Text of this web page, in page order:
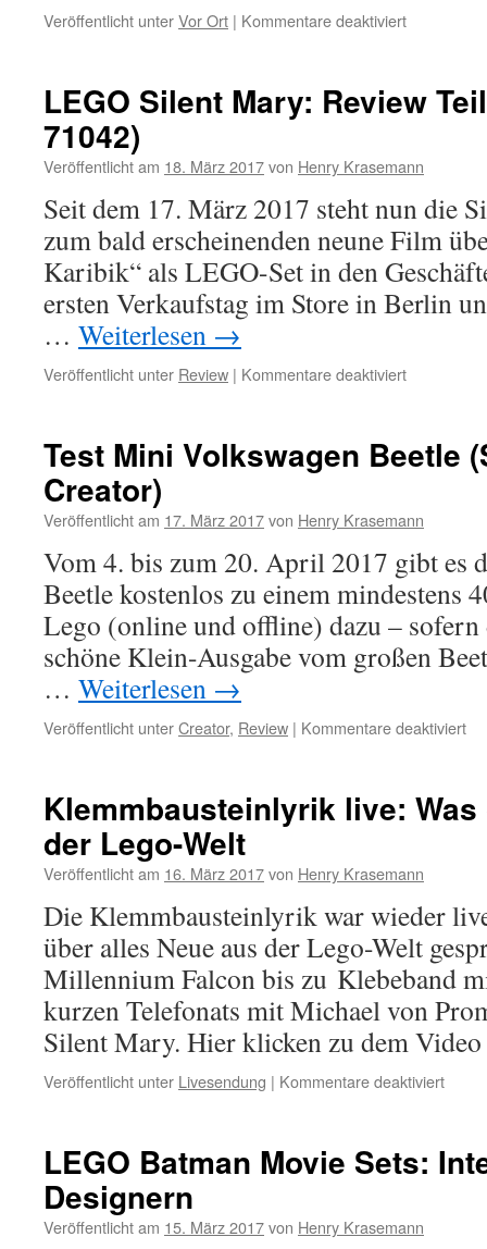
Veröffentlicht unterVor Ort | Kommentare deaktiviertfür
Bricks
Erste
LEGO Silent Mary: Review
71042)
Veröffentlicht am 18. März 2017von Henry Krasemann
Seit dem 17. März 2017 steht nun die
zum bald erscheinenden neune Film
Karibik“ als LEGO-Set in den
ersten Verkaufstag im Store in Berlin
… Weiterlesen →
Veröffentlicht unter Review | Kommentare deaktiviertfür
Review
(Unboxing
71042)
Test Mini Volkswagen Beetle
Creator)
Veröffentlicht am 17. März 2017von Henry Krasemann
Vom 4. bis zum 20. April 2017 gibt es
Beetle kostenlos zu einem mindestens
Lego (online und offline) dazu –
schöne Klein-Ausgabe vom großen
… Weiterlesen →
Veröffentlicht unterCreator, Review | Kommentare deaktiviertfür
Klemmbausteinlyrik live:
der Lego-Welt
Veröffentlicht am 16. März 2017von Henry Krasemann
Die Klemmbausteinlyrik war wieder
über alles Neue aus der Lego-Welt
Millennium Falcon bis zu Klebeband
kurzen Telefonats mit Michael von
Silent Mary. Hier klicken zu dem
Veröffentlicht unter Livesendung | Kommentare deaktiviertfür
gibt
LEGO Batman Movie Sets:
Designern
Veröffentlicht am 15. März 2017von Henry Krasemann